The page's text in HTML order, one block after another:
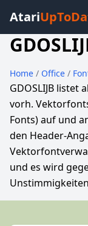
Atari
Home / Office /
GDOSLIJB listet
vorh.
Fonts) auf und
den Header-
und es wird